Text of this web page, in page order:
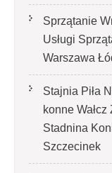
Sprzątanie
Usługi
Warszawa
Stajnia Piła
konne
Stadnina
Szczecinek